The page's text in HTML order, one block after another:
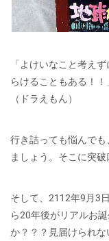
「よけいなこと考え
らけることもある！！
（ドラえもん）
行き詰っても悩んで
ましょう。そこに突
そして、2112年9月3
ら20年後がリアルお
か？？？見届けられな